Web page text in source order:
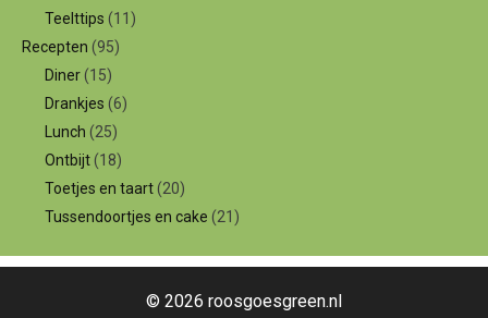
Teelttips (11)
Recepten (95)
Diner(15)
Drankjes (6)
Lunch (25)
Ontbijt(18)
Toetjes en taart(20)
Tussendoortjes en cake (21)
© 2026 roosgoesgreen.nl